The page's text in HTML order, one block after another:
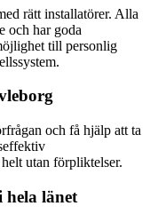
rätt installatörer. Alla
och har goda
till personlig
och få hjälp att ta
utan förpliktelser.
hela länet